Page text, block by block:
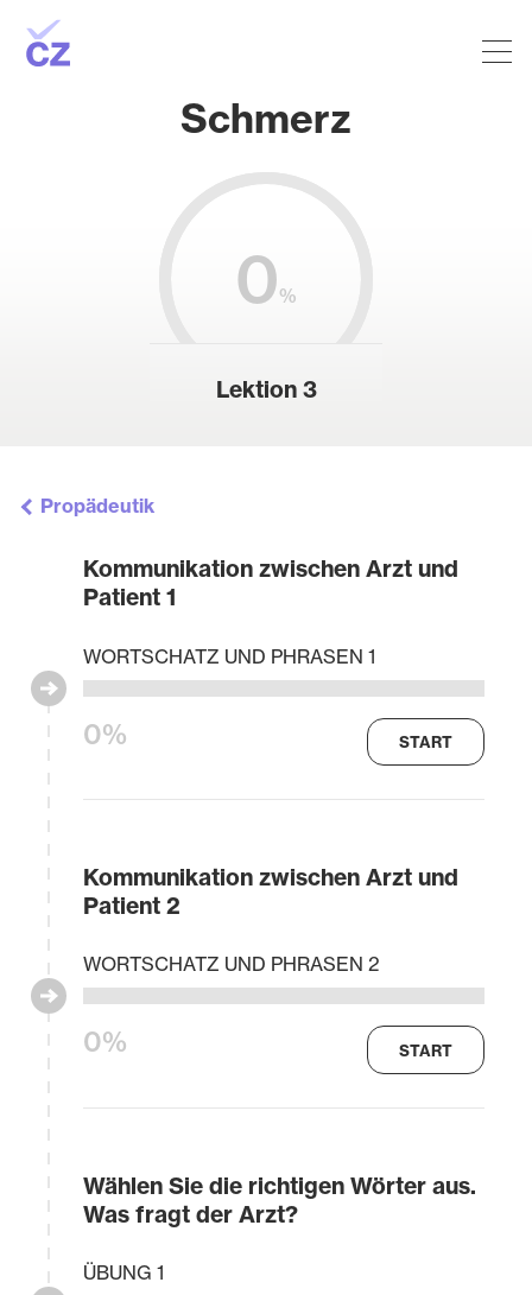
Schmerz
0%
Lektion 3
Propädeutik
Kommunikation zwischen Arzt und
Patient 1
0%
WORTSCHATZ UND PHRASEN 1
START
Kommunikation zwischen Arzt und
Patient 2
0%
WORTSCHATZ UND PHRASEN 2
START
Wählen Sie die richtigen Wörter aus.
Was fragt der Arzt?
ÜBUNG 1